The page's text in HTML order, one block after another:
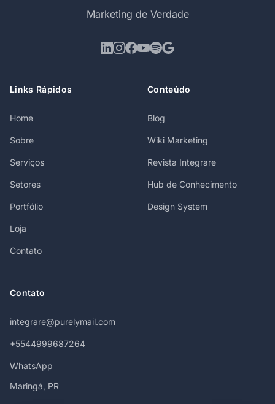
Marketing de Verdade
Links Rápidos
Home
Sobre
Serviços
Setores
Portfólio
Loja
Contato
Conteúdo
Blog
Wiki Marketing
Revista Integrare
Hub de Conhecimento
Design System
Contato
integrare@purelymail.com
+5544999687264
WhatsApp
Maringá, PR